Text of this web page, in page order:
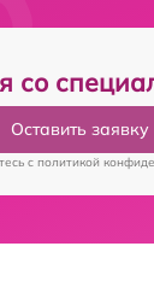
со
Оставить заявку
c политикой